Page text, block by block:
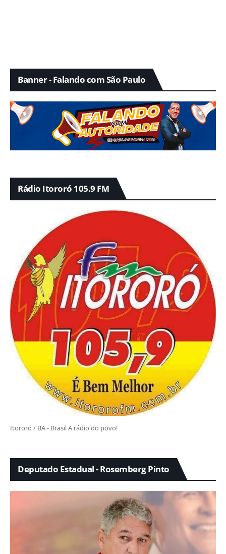
Banner - Falando com São Paulo
Rádio Itororó 105.9 FM
Itororó / BA - Brasil A rádio do povo!
Deputado Estadual - Rosemberg Pinto